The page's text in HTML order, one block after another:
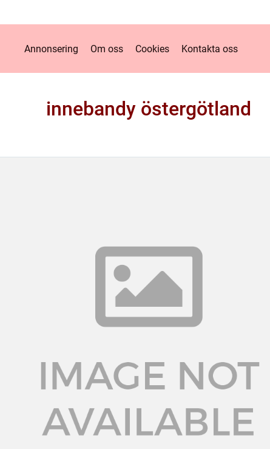
Annonsering Om oss Cookies Kontakta oss
innebandy östergötland